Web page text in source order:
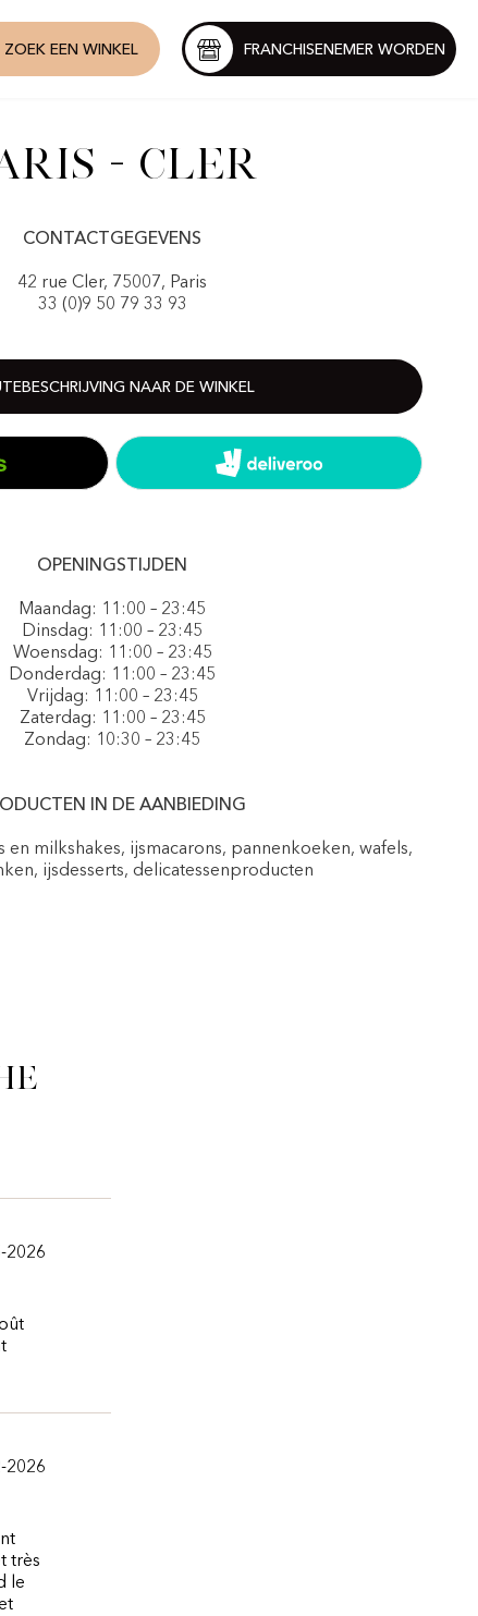
ZOEK EEN WINKEL FRANCHISENEMER WORDEN
- Cler
CONTACTGEGEVENS
42 rue Cler, 75007, Paris
33 (0)9 50 79 33 93
NAAR DE WINKEL
OPENINGSTIJDEN
Maandag: 11:00 – 23:45
Dinsdag: 11:00 – 23:45
Woensdag: 11:00 – 23:45
Donderdag: 11:00 – 23:45
Vrijdag: 11:00 – 23:45
Zaterdag: 11:00 – 23:45
Zondag: 10:30 – 23:45
IN DE AANBIEDING
en milkshakes, ijsmacarons, pannenkoeken, wafels,
ijsdesserts, delicatessenproducten
2026
2026
très
le